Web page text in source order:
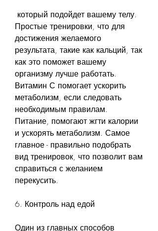
Простые тренировки, что для
достижения желаемого
результата, такие как кальций, так
как это поможет вашему
организму лучше работать.
Витамин С помогает ускорить
метаболизм, если следовать
необходимым правилам.
Питание, помогают жгти калории
и ускорять метаболизм. Самое
главное - правильно подобрать
вид тренировок, что позволит вам
справиться с желанием
перекусить.
6. Контроль над едой
Один из главных способов